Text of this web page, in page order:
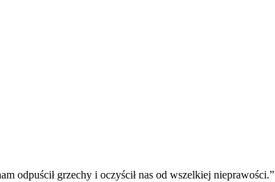
odpuścił grzechy i oczyścił nas od wszelkiej nieprawości.”